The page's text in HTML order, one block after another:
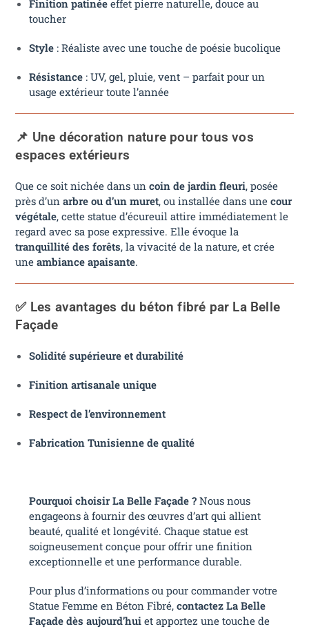
Finition patinée effet pierre naturelle, douce au
toucher
Style : Réaliste avec une touche de poésie bucolique
Résistance : UV, gel, pluie, vent – parfait pour un
usage extérieur toute l’année
📌 Une décoration nature pour tous vos
espaces extérieurs
Que ce soit nichée dans uncoin de jardin fleuri, posée
près d’unarbre ou d’un muret, ou installée dans unecour
végétale, cette statue d’écureuil attire immédiatement le
regard avec sa pose expressive. Elle évoque la
tranquillité des forêts, la vivacité de la nature, et crée
uneambiance apaisante.
✅ Les avantages du béton fibré par La Belle
Façade
Solidité supérieure et durabilité
Finition artisanale unique
Respect de l’environnement
Fabrication Tunisienne de qualité
Pourquoi choisir La Belle Façade ? Nous nous
engageons à fournir des œuvres d’art qui allient
beauté, qualité et longévité. Chaque statue est
soigneusement conçue pour offrir une finition
exceptionnelle et une performance durable.
Pour plus d’informations ou pour commander votre
Statue Femme en Béton Fibré,contactez La Belle
Façade dès aujourd’hui et apportez une touche de